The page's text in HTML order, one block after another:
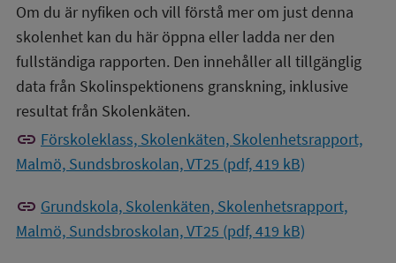
Om du är nyfiken och vill förstå mer om just denna
skolenhet kan du här öppna eller ladda ner den
fullständiga rapporten. Den innehåller all tillgänglig
data från Skolinspektionens granskning, inklusive
resultat från Skolenkäten.
link Förskoleklass, Skolenkäten, Skolenhetsrapport,
Malmö, Sundsbroskolan, VT25 (pdf, 419 kB)
link Grundskola, Skolenkäten, Skolenhetsrapport,
Malmö, Sundsbroskolan, VT25 (pdf, 419 kB)